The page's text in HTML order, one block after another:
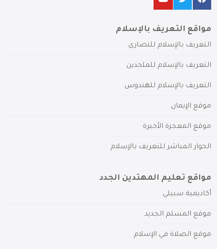
مواقع التعريف بالإسلام
التعريف بالإسلام للنصارى
التعريف بالإسلام للملحدين
التعريف بالإسلام للهندوس
موقع الإيمان
موقع المعجزة الأخيرة
الحوار المباشر للتعريف بالإسلام
مواقع تعليم المهتدين الجدد
أكاديمية سبيلي
موقع المسلم الجديد
موقع الصلاة في الإسلام